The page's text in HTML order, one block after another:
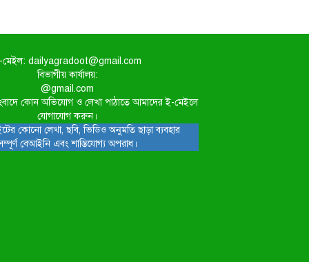
মেইল: dailyagradoot@gmail.com
বিভাগীয় কার্যালয়:
@gmail.com
কোন অভিযোগ ও লেখা পাঠাতে আমাদের ই-মেইলে
যোগাযোগ করুন।
কোনো লেখা, ছবি, ভিডিও অনুমতি ছাড়া ব্যবহার
বেআইনি এবং শাস্তিযোগ্য অপরাধ।